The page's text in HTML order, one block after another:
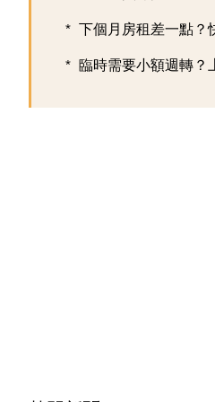
下個月房租差一點？
臨時需要小額週轉？